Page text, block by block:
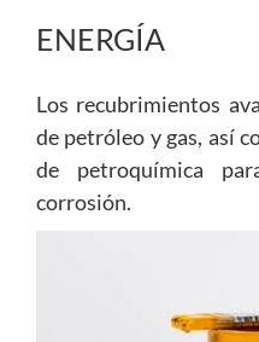
ENERGÍA
Los recubrimientos
de petróleo y gas, así
de petroquímica
corrosión.